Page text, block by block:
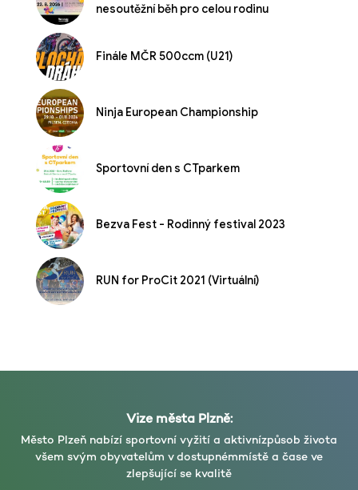
nesoutěžní běh pro celou rodinu
Finále MČR 500ccm (U21)
Ninja European Championship
Sportovní den s CTparkem
Bezva Fest - Rodinný festival 2023
RUN for ProCit 2021 (Virtuální)
Vize města Plzně:
Město Plzeň nabízí sportovní vyžití a aktivnízpůsob života
všem svým obyvatelům v dostupnémmístě a čase ve
zlepšující se kvalitě